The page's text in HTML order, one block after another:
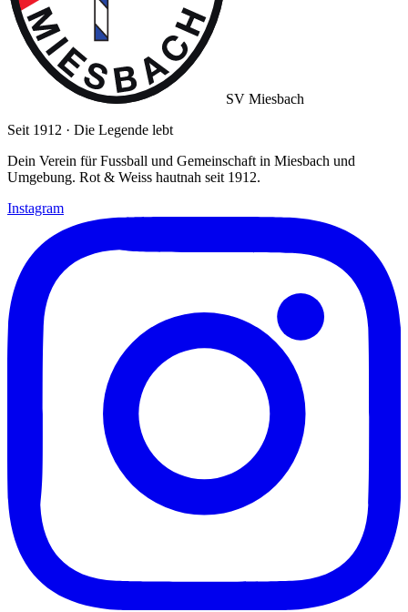
SV Miesbach
Seit 1912 · Die Legende lebt
Dein Verein für Fussball und Gemeinschaft in Miesbach und
Umgebung. Rot & Weiss hautnah seit 1912.
Instagram